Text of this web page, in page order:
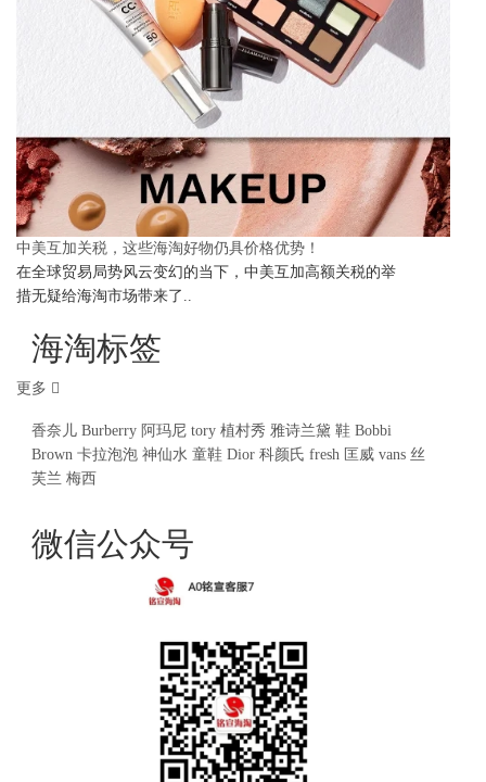
中美互加关税，这些海淘好物仍具价格优势！
在全球贸易局势风云变幻的当下，中美互加高额关税的举
措无疑给海淘市场带来了..
海淘标签
更多
香奈儿 Burberry 阿玛尼 tory 植村秀 雅诗兰黛 鞋 Bobbi
Brown 卡拉泡泡 神仙水 童鞋 Dior 科颜氏 fresh 匡威 vans 丝
芙兰 梅西
微信公众号